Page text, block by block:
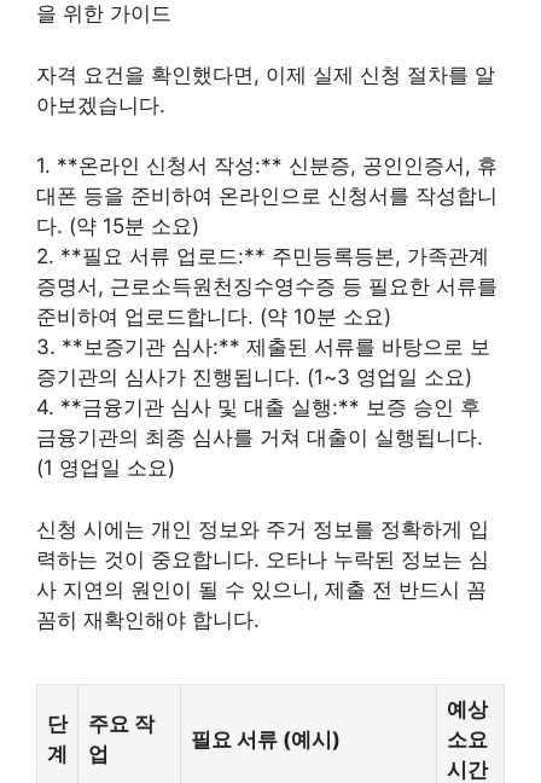
을 위한 가이드
자격 요건을 확인했다면, 이제 실제 신청 절차를 알
아보겠습니다.
1. **온라인 신청서 작성:** 신분증, 공인인증서, 휴
대폰 등을 준비하여 온라인으로 신청서를 작성합니
다. (약 15분 소요)
2. **필요 서류 업로드:** 주민등록등본, 가족관계
증명서, 근로소득원천징수영수증 등 필요한 서류를
준비하여 업로드합니다. (약 10분 소요)
3. **보증기관 심사:** 제출된 서류를 바탕으로 보
증기관의 심사가 진행됩니다. (1~3 영업일 소요)
4. **금융기관 심사 및 대출 실행:** 보증 승인 후
금융기관의 최종 심사를 거쳐 대출이 실행됩니다.
(1 영업일 소요)
신청 시에는 개인 정보와 주거 정보를 정확하게 입
력하는 것이 중요합니다. 오타나 누락된 정보는 심
사 지연의 원인이 될 수 있으니, 제출 전 반드시 꼼
꼼히 재확인해야 합니다.
단
계
주요 작
업
필요 서류 (예시)
예상
소요
시간